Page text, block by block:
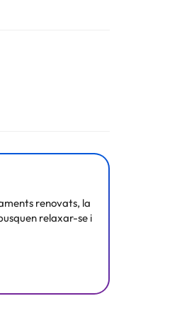
renovats, la
relaxar-se i